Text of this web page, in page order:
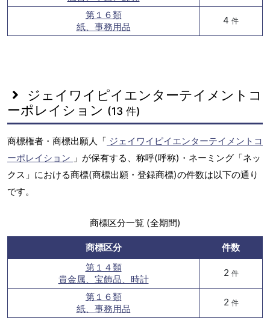
第１６類
紙、事務用品
4 件
ジェイワイピイエンターテイメントコ
ーポレイション (13 件)
商標権者・商標出願人「 ジェイワイピイエンターテイメントコ
ーポレイション 」が保有する、称呼(呼称)・ネーミング「ネッ
クス」における商標(商標出願・登録商標)の件数は以下の通り
です。
商標区分一覧 (全期間)
商標区分
件数
第１４類
貴金属、宝飾品、時計
2 件
第１６類
紙、事務用品
2 件